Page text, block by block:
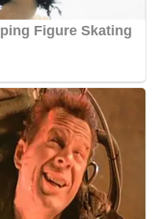
wilayah Kelurahan
upaya menciptakan
dan kondusif,
semangat nasionalisme
Hari Kemerdekaan RI.